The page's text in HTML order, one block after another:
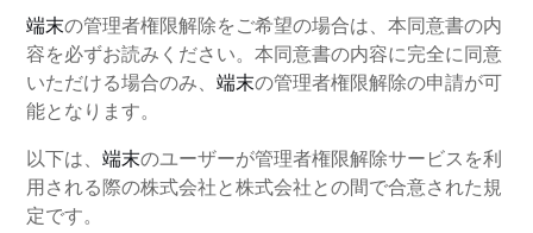
端末の管理者権限解除をご希望の場合は、本同意書の内
容を必ずお読みください。本同意書の内容に完全に同意
いただける場合のみ、端末の管理者権限解除の申請が可
能となります。
以下は、端末のユーザーが管理者権限解除サービスを利
用される際の株式会社と株式会社との間で合意された規
定です。